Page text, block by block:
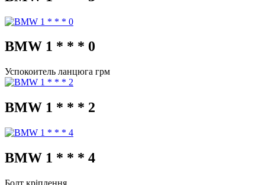
BMW 1 * * * 0
Успокоитель ланцюга грм
BMW 1 * * * 2
BMW 1 * * * 4
Болт кріплення